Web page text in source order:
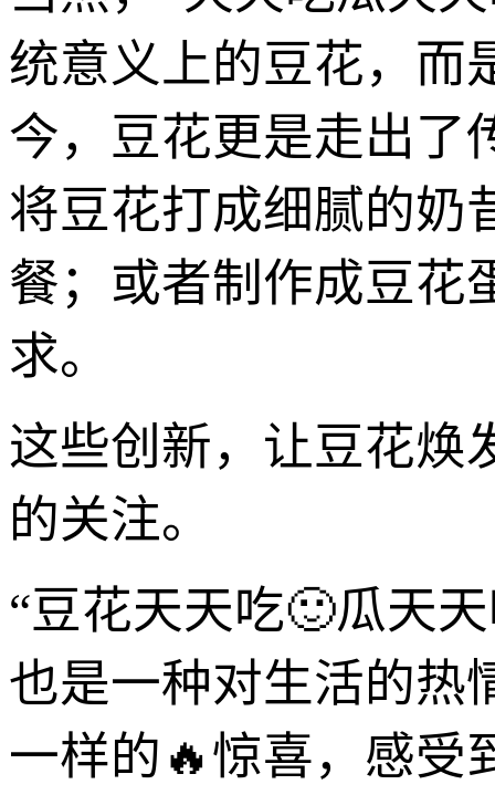
统意义上的豆花，而
今，豆花更是走出了
将豆花打成细腻的奶
餐；或者制作成豆花
求。
这些创新，让豆花焕
的关注。
“豆花天天吃🙂瓜天
也是一种对生活的热
一样的🔥惊喜，感受